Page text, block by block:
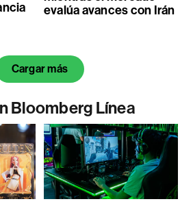
evalúa avances con Irán
Cargar más
Bloomberg Línea